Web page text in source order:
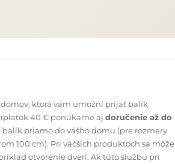
ktorá vám umožní prijať balík
40 € ponúkame aj doručenie až do
priamo do vášho domu (pre rozmery
100 cm). Pri väčších produktoch sa môže
otvorenie dverí. Ak túto službu pri